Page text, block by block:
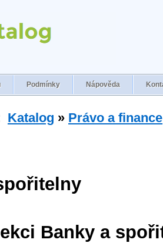
Podmínky Nápověda
Katalog » Právo a finance
Banky a